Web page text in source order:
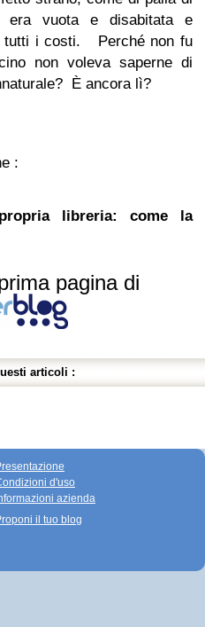
era vuota e disabitata e
tutti i costi. Perché non fu
non voleva saperne di
È ancora lì?
:
libreria: come la
pagina di
articoli :
d'uso
azienda
il tuo blog